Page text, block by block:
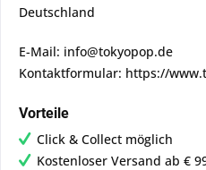
Deutschland
E-Mail: info@tokyopop.de
Kontaktformular: https://
Vorteile
Click & Collect möglich
Kostenloser Versand ab €